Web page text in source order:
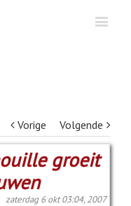
Vorige Volgende
groeit
zaterdag 6 okt 03:04, 2007